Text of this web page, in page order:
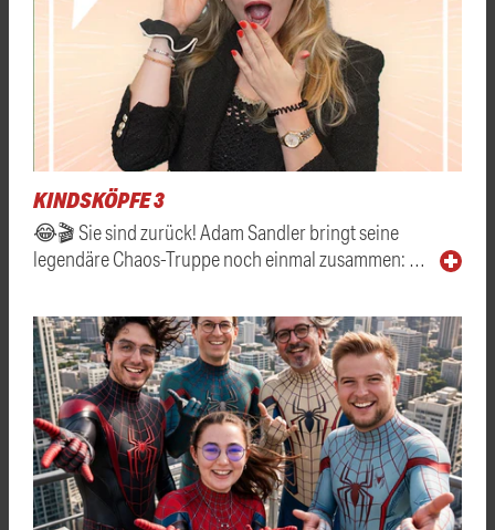
KINDSKÖPFE 3
😂🎬 Sie sind zurück! Adam Sandler bringt seine
legendäre Chaos-Truppe noch einmal zusammen: …